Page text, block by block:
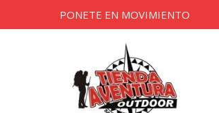
PONETE EN MOVIMIENTO